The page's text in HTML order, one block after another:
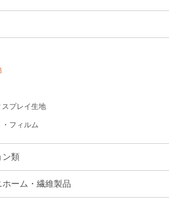
プレイ生地
フィルム
ン類
ーム・繊維製品